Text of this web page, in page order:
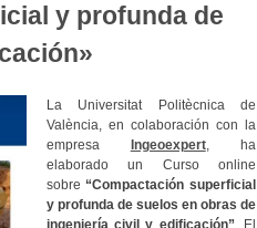
y profunda de
La Universitat Politècnica de
València, en colaboración con la
empresa
Ingeoexpert, ha
elaborado un Curso online
sobre “Compactación superficial
y profunda de suelos en obras de
ingeniería civil y edificación”. El